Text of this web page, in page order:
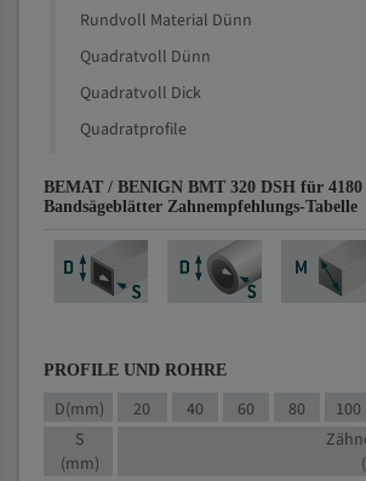
Rundvoll Material Dünn
Quadratvoll Dünn
Quadratvoll Dick
Quadratprofile
BEMAT / BENIGN BMT 320 DSH für
Bandsägeblätter Zahnempfehlungs-Tabelle
PROFILE UND ROHRE
D(mm) 20 40 60 80 100
S
(mm)